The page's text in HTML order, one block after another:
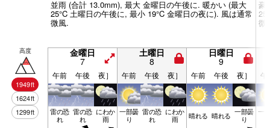
並雨 (合計 13.0mm), 最大 金曜日の午後に. 暖かい (最大
25°C 土曜日の午後に, 最小 19°C 金曜日の夜に). 風は通常
微風.
豪
微
高度
1949ft
1624ft
1299ft
金曜日
7
土曜日
8
日曜日
9
午前 午後 夜］ 午前 午後 夜］ 午前 午後 夜］ 午
雷の恐
れ
雷の恐
れ
にわか
雨
一部曇
り
雷の恐
れ
にわか
雨 晴れる 晴れる 一部曇
り
一